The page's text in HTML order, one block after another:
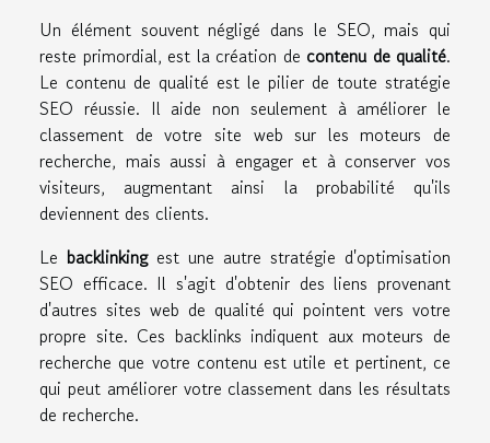
Un élément souvent négligé dans le SEO, mais qui
reste primordial, est la création de contenu de qualité.
Le contenu de qualité est le pilier de toute stratégie
SEO réussie. Il aide non seulement à améliorer le
classement de votre site web sur les moteurs de
recherche, mais aussi à engager et à conserver vos
visiteurs, augmentant ainsi la probabilité qu'ils
deviennent des clients.
Le backlinkingest une autre stratégie d'optimisation
SEO efficace. Il s'agit d'obtenir des liens provenant
d'autres sites web de qualité qui pointent vers votre
propre site. Ces backlinks indiquent aux moteurs de
recherche que votre contenu est utile et pertinent, ce
qui peut améliorer votre classement dans les résultats
de recherche.